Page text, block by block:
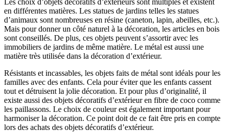
Les choix d’objets décoratifs d’extérieurs sont multiples et existent
en différentes matières. Les statues de jardins telles les statues
d’animaux sont nombreuses en résine (caneton, lapin, abeilles, etc.).
Mais pour donner un côté naturel à la décoration, les articles en bois
sont conseillés. De plus, ces objets peuvent s’assortir avec les
immobiliers de jardins de même matière. Le métal est aussi une
matière très utilisée dans la décoration d’extérieur.
Résistants et incassables, les objets faits de métal sont idéals pour les
familles avec des enfants. Cela pour éviter que les enfants cassent
tout et détruisent la jolie décoration. Et pour plus d’originalité, il
existe aussi des objets décoratifs d’extérieur en fibre de coco comme
les paillassons. Le choix de couleur est également important pour
harmoniser la décoration. Ce point doit de ce fait être pris en compte
lors des achats des objets décoratifs d’extérieur.